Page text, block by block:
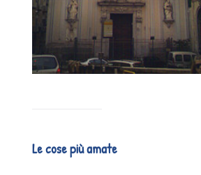
Le cose più amate